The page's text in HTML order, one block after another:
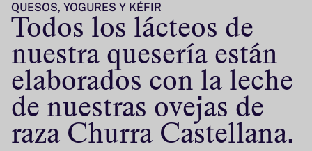
Todos los lácteos de
nuestra quesería están
elaborados con la leche
de nuestras ovejas de
raza Churra Castellana.
QUESOS, YOGURES Y KÉFIR